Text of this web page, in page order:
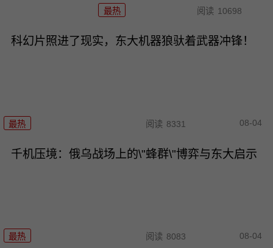
最热 阅读 10698
科幻片照进了现实，东大机器狼驮着武器冲锋！
最热 阅读 8331 08-04
千机压境：俄乌战场上的\"蜂群\"博弈与东大启示
最热 阅读 8083 08-04